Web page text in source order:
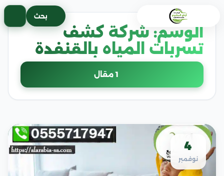
بحث
الوسم: شركة كشف
تسربات المياه بالقنفدة
1 مقال
4
نوفمبر